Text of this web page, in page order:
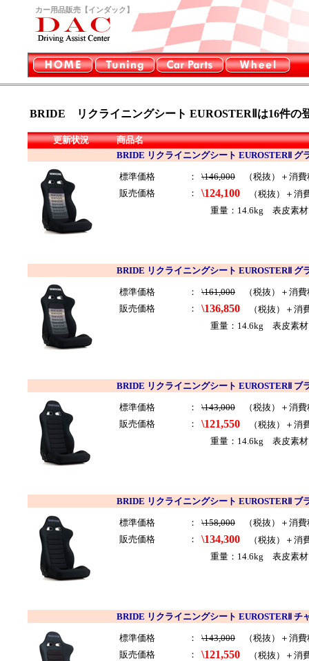
カー用品販売【インダック】
BRIDE リクライニングシート EUROSTERⅡは16件の
更新状況
商品名
BRIDE リクライニングシート EUROSTERⅡ
標準価格 ： \146,000 （税抜）＋消費
販売価格
： \124,100 （税抜）＋消
重量：14.6kg 表皮素
BRIDE リクライニングシート EUROSTERⅡ
標準価格 ： \161,000 （税抜）＋消費
販売価格
： \136,850 （税抜）＋消
重量：14.6kg 表皮素材
BRIDE リクライニングシート EUROSTERⅡ
標準価格 ： \143,000 （税抜）＋消費
販売価格
： \121,550 （税抜）＋消
重量：14.6kg 表皮素
BRIDE リクライニングシート EUROSTERⅡ
標準価格 ： \158,000 （税抜）＋消費
販売価格
： \134,300 （税抜）＋消
重量：14.6kg 表皮素材
BRIDE リクライニングシート EUROSTERⅡ
標準価格 ： \143,000 （税抜）＋消費
販売価格
： \121,550 （税抜）＋消